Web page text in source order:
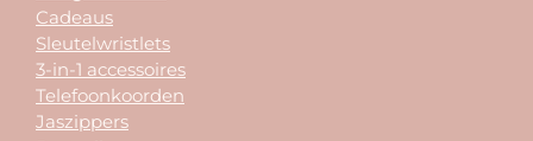
Cadeaus
Sleutelwristlets
3-in-1 accessoires
Telefoonkoorden
Jaszippers